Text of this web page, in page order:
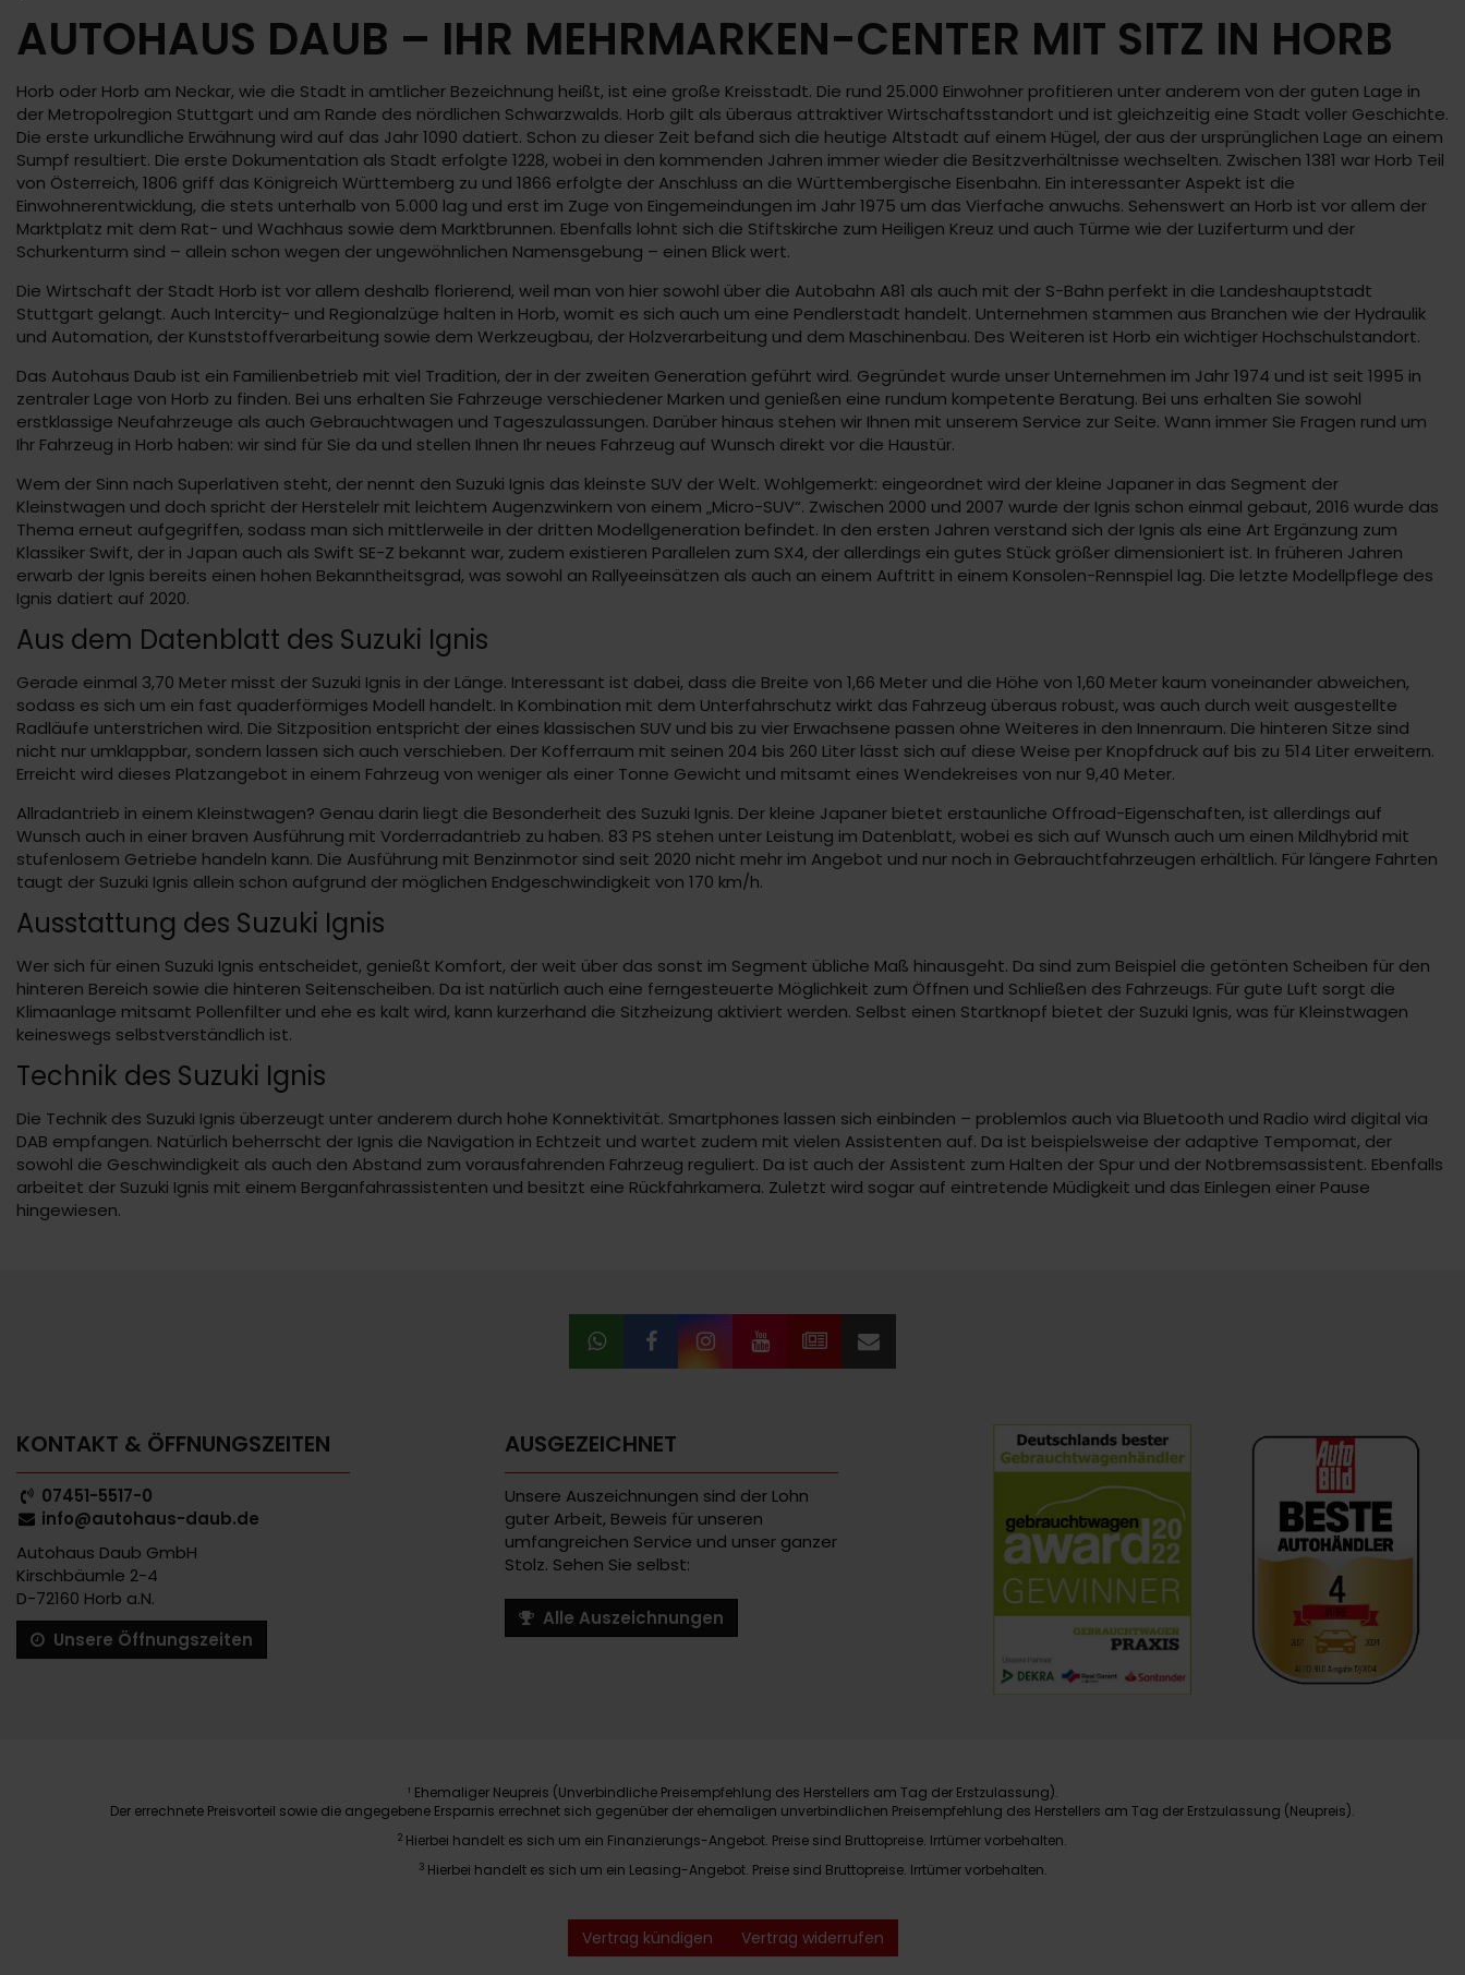
AUTOHAUS DAUB – IHR MEHRMARKEN-CENTER MIT SITZ IN HORB
Horb oder Horb am Neckar, wie die Stadt in amtlicher Bezeichnung heißt, ist eine große Kreisstadt. Die rund 25.000 Einwohner profitieren unter anderem von der guten Lage in
der Metropolregion Stuttgart und am Rande des nördlichen Schwarzwalds. Horb gilt als überaus attraktiver Wirtschaftsstandort und ist gleichzeitig eine Stadt voller Geschichte.
Die erste urkundliche Erwähnung wird auf das Jahr 1090 datiert. Schon zu dieser Zeit befand sich die heutige Altstadt auf einem Hügel, der aus der ursprünglichen Lage an einem
Sumpf resultiert. Die erste Dokumentation als Stadt erfolgte 1228, wobei in den kommenden Jahren immer wieder die Besitzverhältnisse wechselten. Zwischen 1381 war Horb Teil
von Österreich, 1806 griff das Königreich Württemberg zu und 1866 erfolgte der Anschluss an die Württembergische Eisenbahn. Ein interessanter Aspekt ist die
Einwohnerentwicklung, die stets unterhalb von 5.000 lag und erst im Zuge von Eingemeindungen im Jahr 1975 um das Vierfache anwuchs. Sehenswert an Horb ist vor allem der
Marktplatz mit dem Rat- und Wachhaus sowie dem Marktbrunnen. Ebenfalls lohnt sich die Stiftskirche zum Heiligen Kreuz und auch Türme wie der Luziferturm und der
Schurkenturm sind – allein schon wegen der ungewöhnlichen Namensgebung – einen Blick wert.
Die Wirtschaft der Stadt Horb ist vor allem deshalb florierend, weil man von hier sowohl über die Autobahn A81 als auch mit der S-Bahn perfekt in die Landeshauptstadt
Stuttgart gelangt. Auch Intercity- und Regionalzüge halten in Horb, womit es sich auch um eine Pendlerstadt handelt. Unternehmen stammen aus Branchen wie der Hydraulik
und Automation, der Kunststoffverarbeitung sowie dem Werkzeugbau, der Holzverarbeitung und dem Maschinenbau. Des Weiteren ist Horb ein wichtiger Hochschulstandort.
Das Autohaus Daub ist ein Familienbetrieb mit viel Tradition, der in der zweiten Generation geführt wird. Gegründet wurde unser Unternehmen im Jahr 1974 und ist seit 1995 in
zentraler Lage von Horb zu finden. Bei uns erhalten Sie Fahrzeuge verschiedener Marken und genießen eine rundum kompetente Beratung. Bei uns erhalten Sie sowohl
erstklassige Neufahrzeuge als auch Gebrauchtwagen und Tageszulassungen. Darüber hinaus stehen wir Ihnen mit unserem Service zur Seite. Wann immer Sie Fragen rund um
Ihr Fahrzeug in Horb haben: wir sind für Sie da und stellen Ihnen Ihr neues Fahrzeug auf Wunsch direkt vor die Haustür.
Wem der Sinn nach Superlativen steht, der nennt den Suzuki Ignis das kleinste SUV der Welt. Wohlgemerkt: eingeordnet wird der kleine Japaner in das Segment der
Kleinstwagen und doch spricht der Herstelelr mit leichtem Augenzwinkern von einem „Micro-SUV“. Zwischen 2000 und 2007 wurde der Ignis schon einmal gebaut, 2016 wurde das
Thema erneut aufgegriffen, sodass man sich mittlerweile in der dritten Modellgeneration befindet. In den ersten Jahren verstand sich der Ignis als eine Art Ergänzung zum
Klassiker Swift, der in Japan auch als Swift SE-Z bekannt war, zudem existieren Parallelen zum SX4, der allerdings ein gutes Stück größer dimensioniert ist. In früheren Jahren
erwarb der Ignis bereits einen hohen Bekanntheitsgrad, was sowohl an Rallyeeinsätzen als auch an einem Auftritt in einem Konsolen-Rennspiel lag. Die letzte Modellpflege des
Ignis datiert auf 2020.
Aus dem Datenblatt des Suzuki Ignis
Gerade einmal 3,70 Meter misst der Suzuki Ignis in der Länge. Interessant ist dabei, dass die Breite von 1,66 Meter und die Höhe von 1,60 Meter kaum voneinander abweichen,
sodass es sich um ein fast quaderförmiges Modell handelt. In Kombination mit dem Unterfahrschutz wirkt das Fahrzeug überaus robust, was auch durch weit ausgestellte
Radläufe unterstrichen wird. Die Sitzposition entspricht der eines klassischen SUV und bis zu vier Erwachsene passen ohne Weiteres in den Innenraum. Die hinteren Sitze sind
nicht nur umklappbar, sondern lassen sich auch verschieben. Der Kofferraum mit seinen 204 bis 260 Liter lässt sich auf diese Weise per Knopfdruck auf bis zu 514 Liter erweitern.
Erreicht wird dieses Platzangebot in einem Fahrzeug von weniger als einer Tonne Gewicht und mitsamt eines Wendekreises von nur 9,40 Meter.
Allradantrieb in einem Kleinstwagen? Genau darin liegt die Besonderheit des Suzuki Ignis. Der kleine Japaner bietet erstaunliche Offroad-Eigenschaften, ist allerdings auf
Wunsch auch in einer braven Ausführung mit Vorderradantrieb zu haben. 83 PS stehen unter Leistung im Datenblatt, wobei es sich auf Wunsch auch um einen Mildhybrid mit
stufenlosem Getriebe handeln kann. Die Ausführung mit Benzinmotor sind seit 2020 nicht mehr im Angebot und nur noch in Gebrauchtfahrzeugen erhältlich. Für längere Fahrten
taugt der Suzuki Ignis allein schon aufgrund der möglichen Endgeschwindigkeit von 170 km/h.
Ausstattung des Suzuki Ignis
Wer sich für einen Suzuki Ignis entscheidet, genießt Komfort, der weit über das sonst im Segment übliche Maß hinausgeht. Da sind zum Beispiel die getönten Scheiben für den
hinteren Bereich sowie die hinteren Seitenscheiben. Da ist natürlich auch eine ferngesteuerte Möglichkeit zum Öffnen und Schließen des Fahrzeugs. Für gute Luft sorgt die
Klimaanlage mitsamt Pollenfilter und ehe es kalt wird, kann kurzerhand die Sitzheizung aktiviert werden. Selbst einen Startknopf bietet der Suzuki Ignis, was für Kleinstwagen
keineswegs selbstverständlich ist.
Technik des Suzuki Ignis
Die Technik des Suzuki Ignis überzeugt unter anderem durch hohe Konnektivität. Smartphones lassen sich einbinden – problemlos auch via Bluetooth und Radio wird digital via
DAB empfangen. Natürlich beherrscht der Ignis die Navigation in Echtzeit und wartet zudem mit vielen Assistenten auf. Da ist beispielsweise der adaptive Tempomat, der
sowohl die Geschwindigkeit als auch den Abstand zum vorausfahrenden Fahrzeug reguliert. Da ist auch der Assistent zum Halten der Spur und der Notbremsassistent. Ebenfalls
arbeitet der Suzuki Ignis mit einem Berganfahrassistenten und besitzt eine Rückfahrkamera. Zuletzt wird sogar auf eintretende Müdigkeit und das Einlegen einer Pause
hingewiesen.
KONTAKT & ÖFFNUNGSZEITEN
07451-5517-0
info@autohaus-daub.de
Autohaus Daub GmbH
Kirschbäumle 2-4
D-72160 Horb a.N.
Unsere Öffnungszeiten
AUSGEZEICHNET
Unsere Auszeichnungen sind der Lohn
guter Arbeit, Beweis für unseren
umfangreichen Service und unser ganzer
Stolz. Sehen Sie selbst:
Alle Auszeichnungen
1 Ehemaliger Neupreis (Unverbindliche Preisempfehlung des Herstellers am Tag der Erstzulassung).
Der errechnete Preisvorteil sowie die angegebene Ersparnis errechnet sich gegenüber der ehemaligen unverbindlichen Preisempfehlung des Herstellers am Tag der Erstzulassung (Neupreis).
2 Hierbei handelt es sich um ein Finanzierungs-Angebot. Preise sind Bruttopreise. Irrtümer vorbehalten.
3 Hierbei handelt es sich um ein Leasing-Angebot. Preise sind Bruttopreise. Irrtümer vorbehalten.
Vertrag kündigen Vertrag widerrufen